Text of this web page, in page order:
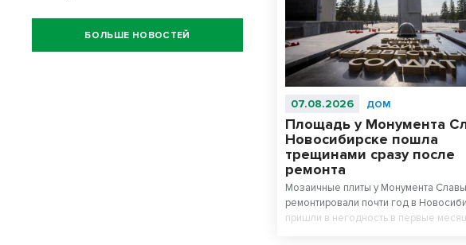
07.08.2026 ДОМ
Площадь у Монумента
Новосибирске пошла
трещинами сразу после
ремонта
Мозаичные плиты у Монумента
ремонтировали почти год в
пришли в негодность в первые
БОЛЬШЕ НОВОСТЕЙ